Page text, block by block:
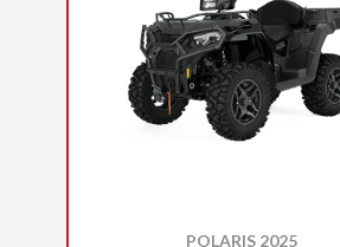
POLARIS 2025